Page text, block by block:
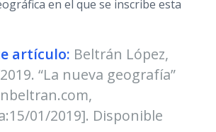
en el que se inscribe esta
artículo: Beltrán López,
“La nueva geografía”
01/2019]. Disponible